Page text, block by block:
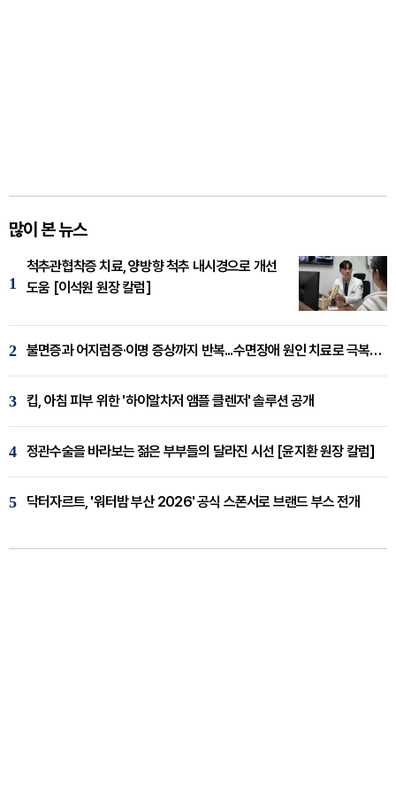
많이 본 뉴스
1
척추관협착증 치료, 양방향 척추 내시경으로 개선
도움 [이석원 원장 칼럼]
2 불면증과 어지럼증·이명 증상까지 반복...수면장애 원인 치료로 극복해야
3 킵, 아침 피부 위한 '하이알차저 앰플 클렌저' 솔루션 공개
4 정관수술을 바라보는 젊은 부부들의 달라진 시선 [윤지환 원장 칼럼]
5 닥터자르트, '워터밤 부산 2026' 공식 스폰서로 브랜드 부스 전개